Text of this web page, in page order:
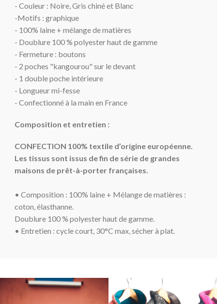
- Couleur : Noire, Gris chiné et Blanc
-Motifs : graphique
- 100% laine + mélange de matières
- Doublure 100 % polyester haut de gamme
- Fermeture : boutons
- 2 poches "kangourou" sur le devant
- 1 double poche intérieure
- Longueur mi-fesse
- Confectionné à la main en France
Composition et entretien :
CONFECTION 100% textile d’origine européenne.
Les tissus sont issus de fin de série de grandes
maisons de prêt-à-porter françaises.
• Composition : 100% laine + Mélange de matières :
coton, élasthanne.
Doublure 100 % polyester haut de gamme.
• Entretien : cycle court, 30°C max, sécher à plat.